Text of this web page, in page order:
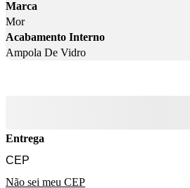
Marca
Mor
Acabamento Interno
Ampola De Vidro
Entrega
Não sei meu CEP